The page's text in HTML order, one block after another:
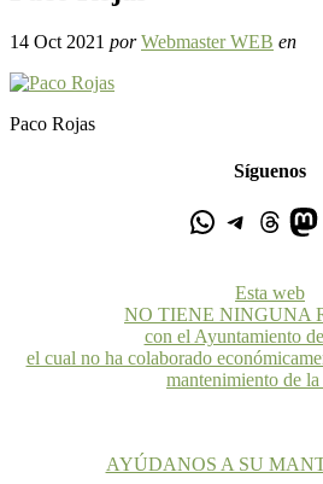
14 Oct 2021 por Webmaster WEB en
Paco Rojas
Síguenos
Esta web
NO TIENE NINGUNA
con el Ayuntamiento
el cual no ha colaborado
mantenimiento de la
AYÚDANOS A SU